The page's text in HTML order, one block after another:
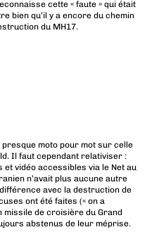
cette « faute » qui était
bien qu’il y a encore du chemin
du MH17.
presque moto pour mot sur celle
Il faut cependant relativiser :
et vidéo accessibles via le Net au
n’avait plus aucune autre
avec la destruction de
ont été faites (« on a
de croisière du Grand
abstenus de leur méprise.